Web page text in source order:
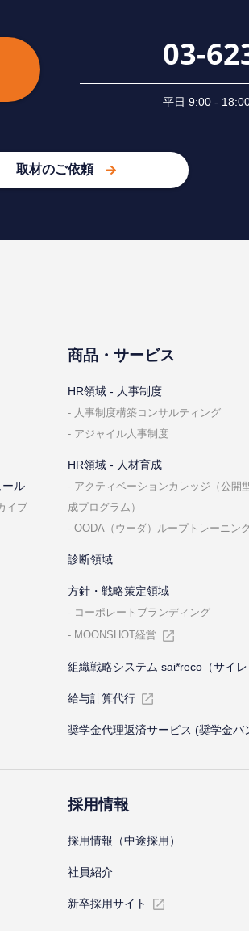
03-
平⽇ 9:00 -
取材のご依頼
ール
イブ
商品・サービス
HR領域 - ⼈事制度
⼈事制度構築コンサルティング
アジャイル⼈事制度
HR領域 - ⼈材育成
アクティベーションカレッジ（公開
成プログラム）
OODA（ウーダ）ループトレーニン
診断領域
⽅針・戦略策定領域
コーポレートブランディング
MOONSHOT経営
組織戦略システム sai*reco（サイレ
給与計算代⾏
奨学金代理返済サービス (奨学金バ
採⽤情報
採⽤情報（中途採⽤）
社員紹介
新卒採⽤サイト